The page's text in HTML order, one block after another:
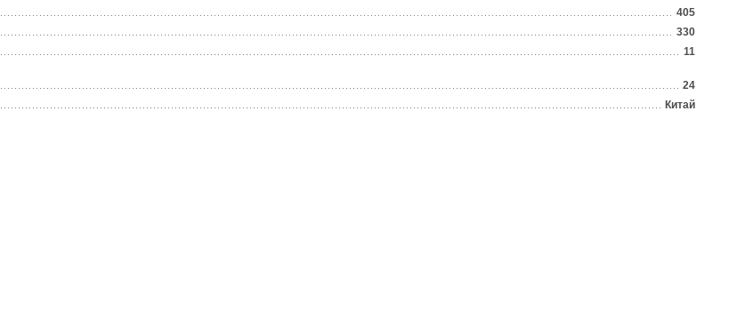
405
330
11
24
Китай